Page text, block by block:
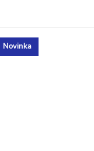
Novinka